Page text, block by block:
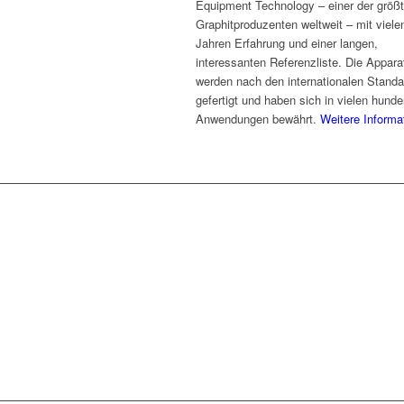
Equipment Technology – einer der
Graphitproduzenten weltweit – mit
Jahren Erfahrung und einer langen,
interessanten Referenzliste. Die
werden nach den internationalen
gefertigt und haben sich in vielen
Anwendungen bewährt. Weitere